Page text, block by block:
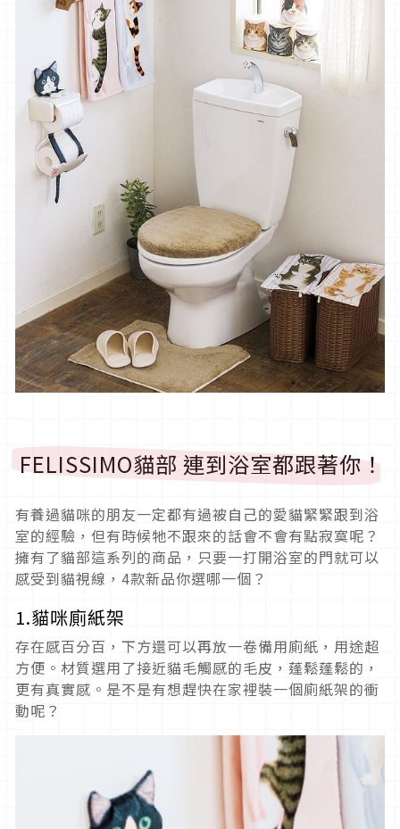
FELISSIMO貓部 連到浴室都跟著你！
有養過貓咪的朋友一定都有過被自己的愛貓緊緊跟到浴
室的經驗，但有時候牠不跟來的話會不會有點寂寞呢？
擁有了貓部這系列的商品，只要一打開浴室的門就可以
感受到貓視線，4款新品你選哪一個？
1.貓咪廁紙架
存在感百分百，下方還可以再放一卷備用廁紙，用途超
方便。材質選用了接近貓毛觸感的毛皮，蓬鬆蓬鬆的，
更有真實感。是不是有想趕快在家裡裝一個廁紙架的衝
動呢？